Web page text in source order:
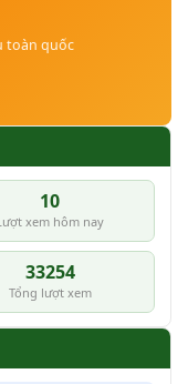
toàn quốc
10
xem hôm nay
33254
Tổng lượt xem